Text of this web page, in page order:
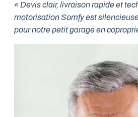
« Devis clair, livraison rapide et
motorisation Somfy est
pour notre petit garage en